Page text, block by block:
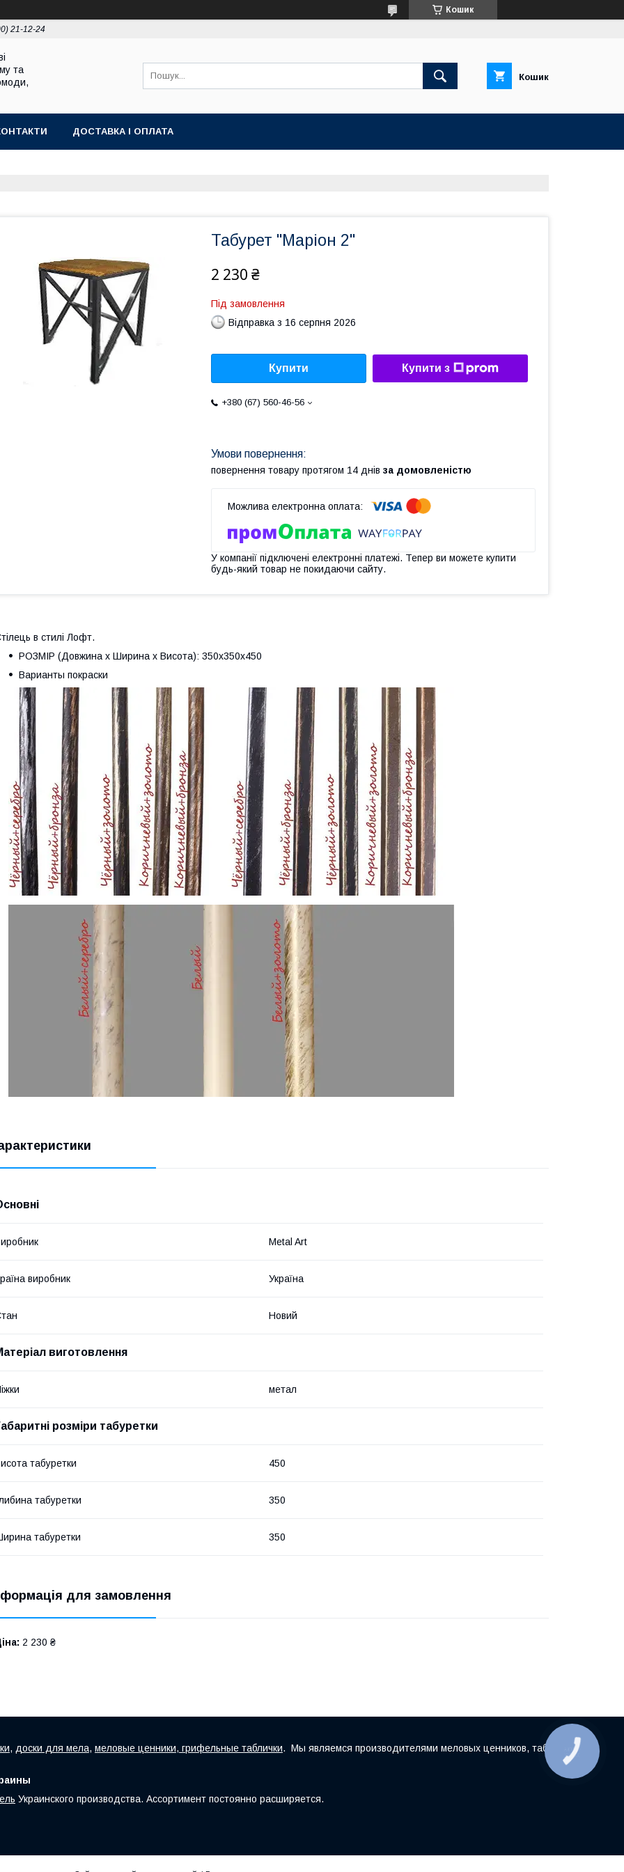
Кошик
21-12-24
та
Кошик
ДОСТАВКА І ОПЛАТА
Табурет "Маріон 2"
2 230 ₴
Під замовлення
Відправка з 16 серпня 2026
Купити Купити з
+380 (67) 560-46-56
повернення товару протягом 14 днів за домовленістю
У компанії підключені електронні платежі. Тепер ви можете купити
будь-який товар не покидаючи сайту.
в стилі Лофт.
РОЗМІР (Довжина х Ширина х Висота): 350х350х450
Варианты покраски
Metal Art
виробник Україна
Новий
виготовлення
метал
розміри табуретки
табуретки 450
табуретки 350
табуретки 350
для замовлення
2 230 ₴
, доски для мела, меловые ценники, грифельные таблички. Мы являемся производителями меловых ценников, табличек
Украинского производства. Ассортимент постоянно расширяется.
КНОПКА
ЗВ'ЯЗКУ